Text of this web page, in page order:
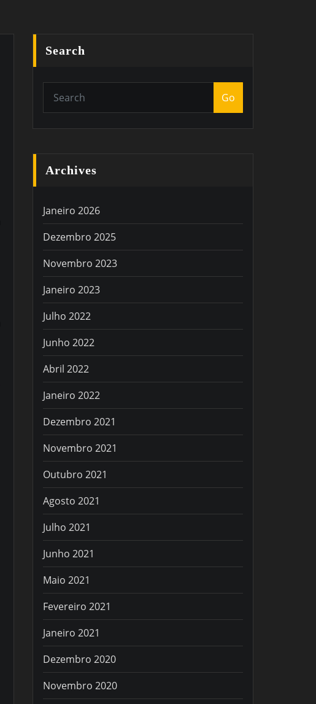
Search
Go
Archives
Janeiro 2026
Dezembro 2025
Novembro 2023
Janeiro 2023
Julho 2022
Junho 2022
Abril 2022
Janeiro 2022
Dezembro 2021
Novembro 2021
Outubro 2021
Agosto 2021
Julho 2021
Junho 2021
Maio 2021
Fevereiro 2021
Janeiro 2021
Dezembro 2020
Novembro 2020